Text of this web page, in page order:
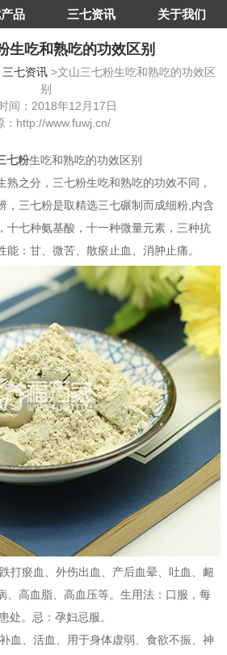
品 三七资讯 关于我们
生吃和熟吃的功效区别
三七资讯 >文山三七粉生吃和熟吃的功效区
别
间：2018年12月17日
：http://www.fuwj.cn/
七粉生吃和熟吃的功效区别
熟之分，三七粉生吃和熟吃的功效不同，
，三七粉是取精选三七碾制而成细粉,内含
十七种氨基酸，十一种微量元素，三种抗
：甘、微苦、散瘀止血、消肿止痛。
打瘀血、外伤出血、产后血晕、吐血、衄
、高血脂、高血压等。生用法：口服，每
处。忌：孕妇忌服。
血、活血、用于身体虚弱、食欲不振、神